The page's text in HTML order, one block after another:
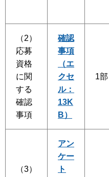
（2）
応募
資格
に関
する
確認
事項
確認
事項
（エ
クセ
ル：
13K
B）
1部
（3）
アン
ケー
ト